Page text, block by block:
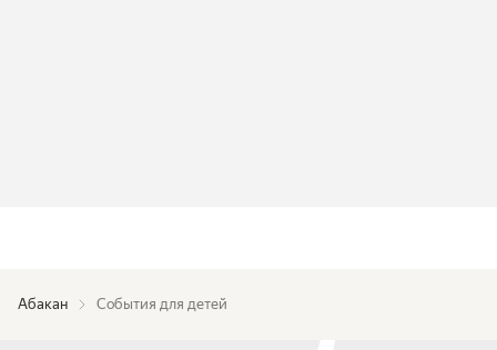
Абакан События для детей